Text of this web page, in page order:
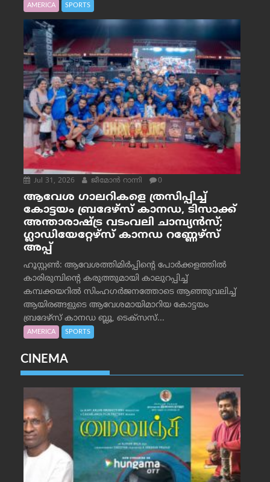
AMERICA SPORTS
Jul 31, 2026 ജീമോന്‍ റാന്നി 0
ആവേശ ഗാലറികളെ ത്രസിപ്പിച്ച്
കോട്ടയം ബ്രദേഴ്‌സ് കാനഡ, ടിസാക്ക്
അന്താരാഷ്ട്ര വടംവലി ചാമ്പ്യന്‍സ്;
ഗ്ലാഡിയേറ്റേഴ്‌സ് കാനഡ റണ്ണേഴ്‌സ്
അപ്പ്
ഹൂസ്റ്റണ്‍: ആവേശത്തിമിര്‍പ്പിന്റെ പോര്‍ക്കളത്തില്‍
കാരിരുമ്പിന്റെ കരുത്തുമായി കാലുറപ്പിച്ച്
കമ്പക്കയറില്‍ സിംഹഗര്‍ജനത്തോടെ ആഞ്ഞുവലിച്ച്
ആയിരങ്ങളുടെ ആവേശമായിമാറിയ കോട്ടയം
ബ്രദേഴ്‌സ് കാനഡ ബ്ലൂ, ടെക്‌സസ്...
AMERICA SPORTS
CINEMA